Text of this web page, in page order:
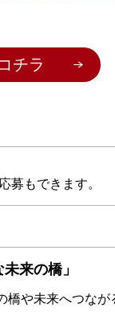
チラ
募もできます。
来の橋」
橋や未来へつなが